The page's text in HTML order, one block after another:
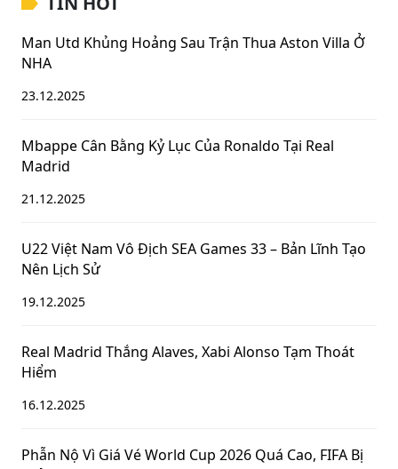
Man Utd Khủng Hoảng Sau Trận Thua Aston Villa Ở
NHA
23.12.2025
Mbappe Cân Bằng Kỷ Lục Của Ronaldo Tại Real
Madrid
21.12.2025
U22 Việt Nam Vô Địch SEA Games 33 – Bản Lĩnh Tạo
Nên Lịch Sử
19.12.2025
Real Madrid Thắng Alaves, Xabi Alonso Tạm Thoát
Hiểm
16.12.2025
Phẫn Nộ Vì Giá Vé World Cup 2026 Quá Cao, FIFA Bị